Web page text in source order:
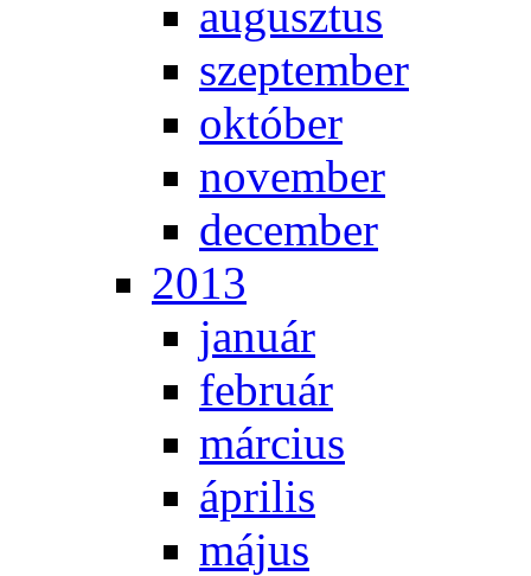
au­gusz­tus
szep­tem­ber
ok­tó­ber
no­vem­ber
de­cem­ber
2013
ja­nu­ár
feb­ru­ár
már­ci­us
áp­ri­lis
má­jus